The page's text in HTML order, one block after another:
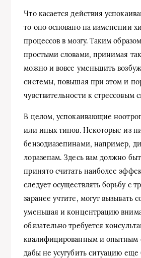
Что касается действия
то оно основано на изменении
процессов в мозгу. Таким
простыми словами, принимая
можно и вовсе уменьшить
системы, повышая при этом и
чувствительности к стрессовым
В целом, успокаивающие
или иных типов. Некоторые из
бензодиазепинами, например,
лоразепам. Здесь вам должно
принято считать наиболее
следует осуществлять борьбу с
заранее учтите, могут вызывать
уменьшая и концентрацию
обязательно требуется
квалифицированным и опытным
дабы не усугубить ситуацию